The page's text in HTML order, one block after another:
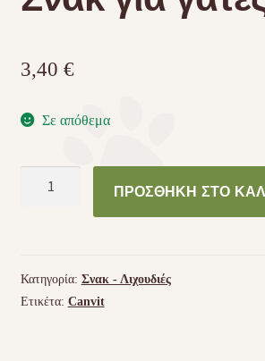
3,40 €
Σε απόθεμα
ποσότητα
ΠΡΟΣΘΉΚΗ ΣΤΟ
Κατηγορία: Σνακ - Λιχουδιές
Ετικέτα: Canvit